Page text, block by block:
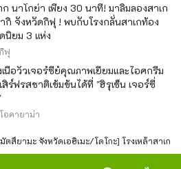
นาโกย่า เพียง 30 นาที! มาลิ้มลองสาเก
กิ จังหวัดกิฟุ ! พบกับโรงกลั่นสาเกท้อง
นิยม 3 แห่ง
ฟุ
นื้อวัวเจอร์ซีย์คุณภาพเยี่ยมและไอศกรีม
ร์ฟรสชาติเข้มข้นได้ที่ "ฮิรุเซ็น เจอร์ซี่
อคายาม่า
ตสึยามะ จังหวัดเอฮิเมะ/โดโกะ] โรงเหล้าสาเก